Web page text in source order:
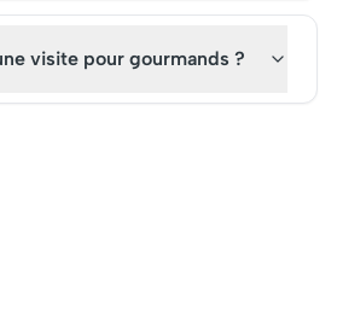
visite pour gourmands ?